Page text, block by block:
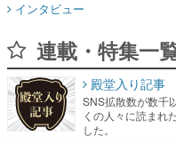
くの人々に読まれ
した。
ゲームの企画
名作ゲームクリエ
し、ヒットする企